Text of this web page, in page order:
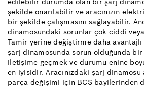
şekilde onarılabilir ve aracınızın
bir şekilde çalışmasını sağlayabilir.
dinamosundaki sorunlar çok ciddi
Tamir yerine değiştirme daha avantajlı
şarj dinamosunda sorun olduğunda
iletişime geçmek ve durumu enine
en iyisidir. Aracınızdaki şarj dinamosu
parça değişimi için BCS bayilerinden